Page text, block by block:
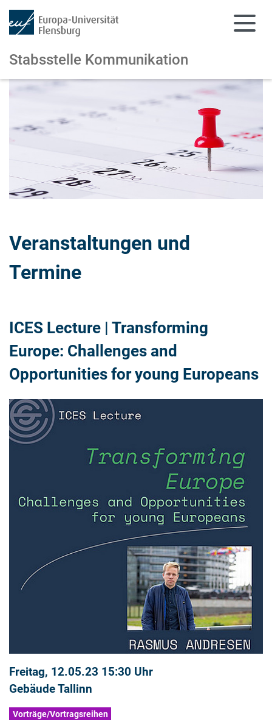
Zum Hauptinhalt springen
Zur Navigation springen
Stabsstelle Kommunikation
Veranstaltungen und
Termine
ICES Lecture | Transforming
Europe: Challenges and
Opportunities for young Europeans
Freitag, 12.05.23 15:30 Uhr
Gebäude Tallinn
Vorträge/Vortragsreihen